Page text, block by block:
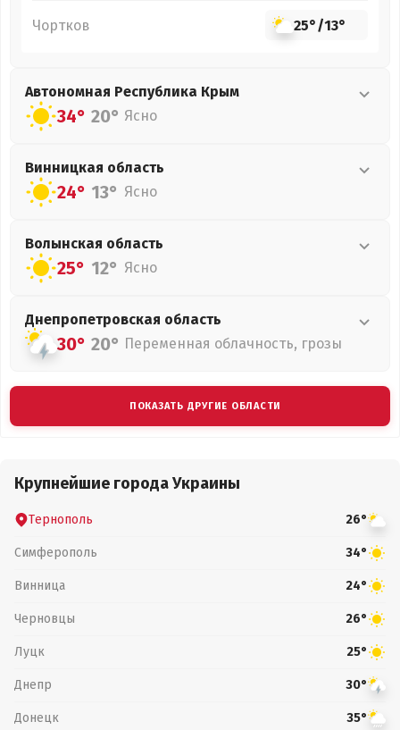
Чортков 25°/13°
Автономная Республика Крым
34° 20° Ясно
Винницкая область
24° 13° Ясно
Волынская область
25° 12° Ясно
Днепропетровская область
30° 20° Переменная облачность, грозы
ПОКАЗАТЬ ДРУГИЕ ОБЛАСТИ
Крупнейшие города Украины
Тернополь 26°
Симферополь 34°
Винница 24°
Черновцы 26°
Луцк 25°
Днепр 30°
Донецк 35°